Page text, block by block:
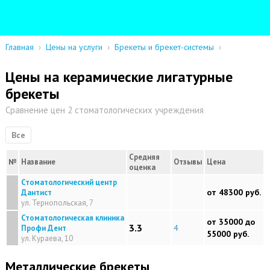
Главная › Цены на услуги › Брекеты и брекет-системы ›
Цены на керамические лигатурные
брекеты
Сравнение цен 2 стоматологических учреждения
Все
№ Название
Средняя
оценка
Отзывы Цена
Стоматологический центр
Дантист
ул. Тернопольская, 7
от 48300 руб.
Стоматологическая клиника
Профи Дент
ул. Кураева, 10
3.3 4
от 35000 до
55000 руб.
Металлические брекеты